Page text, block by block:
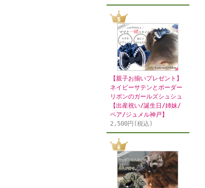
【親子お揃いプレゼント】
ネイビーサテンとボーダー
リボンのガールズシュシュ
【出産祝い/誕生日/姉妹/
ペア/ジュメル神戸】
2,500円(税込)